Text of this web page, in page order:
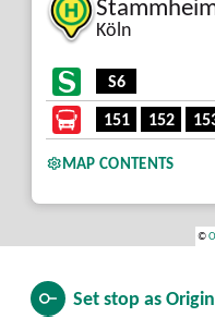
Köln
S6
151
152
MAP CONTENTS
©
Set stop asOrigin